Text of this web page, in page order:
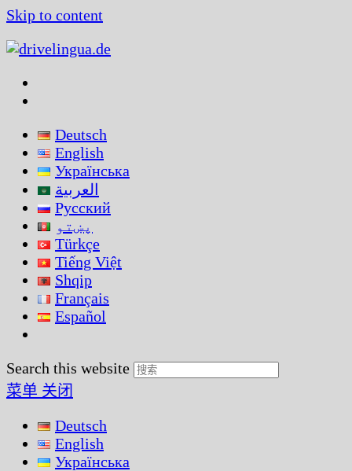
Skip to content
Deutsch
English
Українська
العربية
Русский
پښتو
Türkçe
Tiếng Việt
Shqip
Français
Español
Search this website
菜单 关闭
Deutsch
English
Українська